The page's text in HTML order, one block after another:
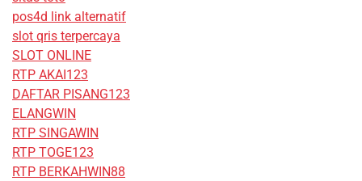
pos4d link alternatif
slot qris terpercaya
SLOT ONLINE
RTP AKAI123
DAFTAR PISANG123
ELANGWIN
RTP SINGAWIN
RTP TOGE123
RTP BERKAHWIN88